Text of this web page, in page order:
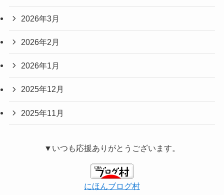
2026年3月
2026年2月
2026年1月
2025年12月
2025年11月
▼いつも応援ありがとうございます。
にほんブログ村